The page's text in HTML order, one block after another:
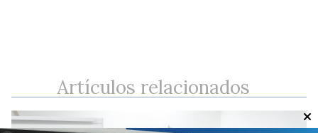
Artículos relacionados